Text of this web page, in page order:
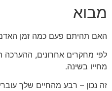
מבוא
האם תהיתם פעם כמה זמן
לפי מחקרים אחרונים,
מחייו בשינה.
זה נכון – רבע מהחיים שלך